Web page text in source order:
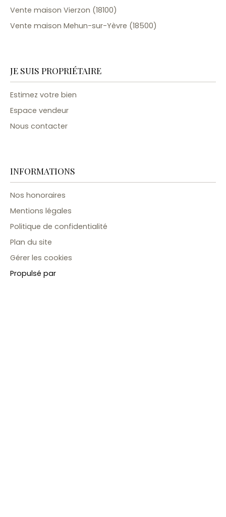
Vente maison Vierzon (18100)
Vente maison Mehun-sur-Yèvre (18500)
JE SUIS PROPRIÉTAIRE
Estimez votre bien
Espace vendeur
Nous contacter
INFORMATIONS
Nos honoraires
Mentions légales
Politique de confidentialité
Plan du site
Gérer les cookies
Propulsé par